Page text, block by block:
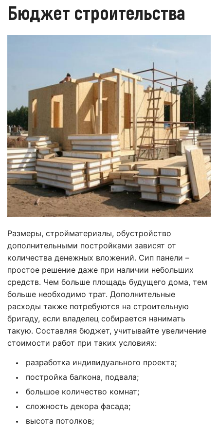
Бюджет строительства
Размеры, стройматериалы, обустройство
дополнительными постройками зависят от
количества денежных вложений. Сип панели –
простое решение даже при наличии небольших
средств. Чем больше площадь будущего дома, тем
больше необходимо трат. Дополнительные
расходы также потребуются на строительную
бригаду, если владелец собирается нанимать
такую. Составляя бюджет, учитывайте увеличение
стоимости работ при таких условиях:
разработка индивидуального проекта;
постройка балкона, подвала;
большое количество комнат;
сложность декора фасада;
высота потолков;